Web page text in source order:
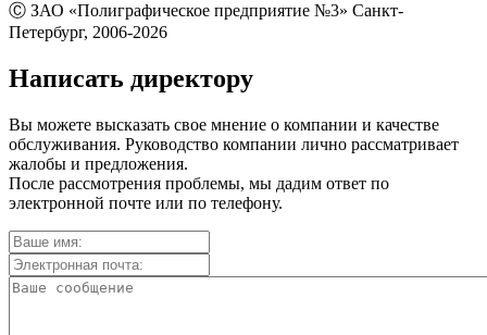
Ⓒ ЗАО «Полиграфическое предприятие №3» Санкт-
Петербург, 2006-2026
Написать директору
Вы можете высказать свое мнение о компании и качестве
обслуживания. Руководство компании лично рассматривает
жалобы и предложения.
После рассмотрения проблемы, мы дадим ответ по
электронной почте или по телефону.